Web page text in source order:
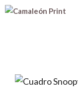
Saltar